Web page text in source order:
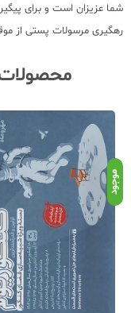
شما عزیزان است و برای
رهگیری مرسولات پستی از
موجود